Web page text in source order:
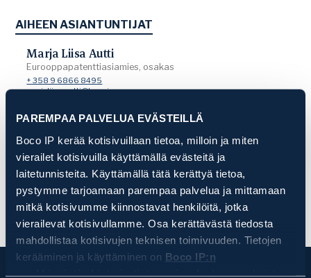
PAREMPAA PALVELUA EVÄSTEILLÄ
Boco IP kerää kotisivuillaan tietoa, milloin ja miten
vierailet kotisivuilla käyttämällä evästeitä ja
laitetunnisteita. Käyttämällä tätä kerättyä tietoa,
pystymme tarjoamaan parempaa palvelua ja mittamaan
mitkä kotisivumme kiinnostavat henkilöitä, jotka
vierailevat kotisivullamme. Osa kerättävästä tiedosta
mahdollistaa kotisivujen teknisen toimivuuden. Tietojen
kerääminen ja käyttäminen on Boco IP:n
AIHEEN ASIANTUNTIJAT
Marja Liisa Autti
Eurooppapatenttiasiamies, osakas
+ 358 9 6866 8495
marjaliisa.autti@bocoip.com
Elina Heikkilä
IP-juristi, osakas
+358 9 6866 8415
elina.heikkila@bocoip.com